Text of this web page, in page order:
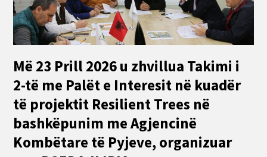
Më 23 Prill 2026 u zhvillua Takimi i
2-të me Palët e Interesit në kuadër
të projektit Resilient Trees në
bashkëpunim me Agjencinë
Kombëtare të Pyjeve, organizuar